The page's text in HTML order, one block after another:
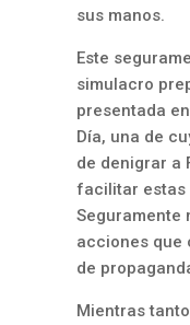
sus manos.
Este
simulacro
presentada
Día, una de
de denigrar a
facilitar estas
Seguramente
acciones que
de
Mientras